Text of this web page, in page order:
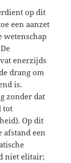
op dit
een aanzet
wetenschap
enerzijds
drang om
is.
zonder dat
tot
Op dit
afstand een
niet elitair;